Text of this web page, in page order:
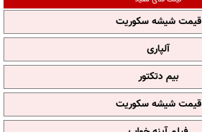
قیمت شیشه سکوریت
آلپاری
بیم دتکتور
قیمت شیشه سکوریت